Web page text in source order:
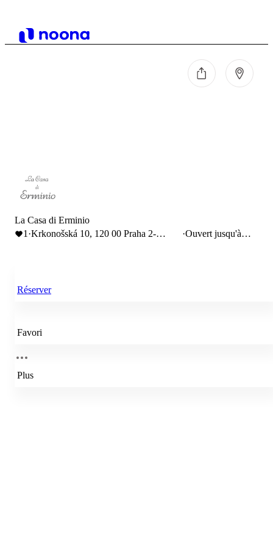
La Casa di Erminio
1 ·Krkonošská 10, 120 00 Praha 2-
·Ouvert jusqu'à
Réserver
Favori
Plus